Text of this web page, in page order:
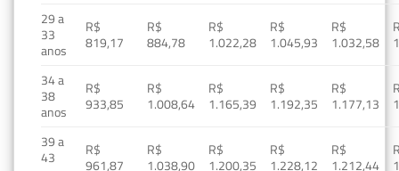
29 a
33
anos
R$
819,17
R$
884,78
R$
1.022,28
R$
1.045,93
R$
1.032,58
34 a
38
anos
R$
933,85
R$
1.008,64
R$
1.165,39
R$
1.192,35
R$
1.177,13
39 a
43
R$
961,87
R$
1.038,90
R$
1.200,35
R$
1.228,12
R$
1.212,44